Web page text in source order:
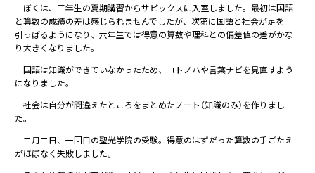
ぼくは、三年生の夏期講習からサピックスに入室しました。最初は国語
と算数の成績の差は感じられませんでしたが、次第に国語と社会が足を
引っぱるようになり、六年生では得意の算数や理科との偏差値の差がかな
り大きくなりました。
国語は知識ができていなかったため、コトノハや言葉ナビを見直すよう
になりました。
社会は自分が間違えたところをまとめたノート（知識のみ）を作りまし
た。
二月二日、一回目の聖光学院の受験。得意のはずだった算数の手ごたえ
がほぼなく失敗しました。